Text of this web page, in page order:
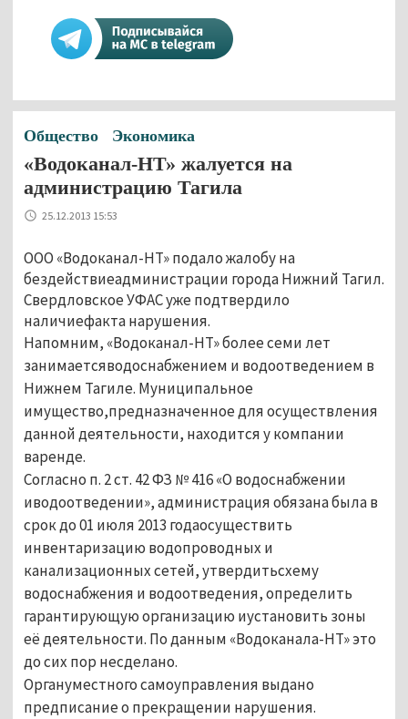
Общество Экономика
«Водоканал-НТ» жалуется на
администрацию Тагила
25.12.2013 15:53
ООО «Водоканал-НТ» подало жалобу на
бездействиеадминистрации города Нижний Тагил.
Свердловское УФАС уже подтвердило
наличиефакта нарушения.
Напомним, «Водоканал-НТ» более семи лет
занимаетсяводоснабжением и водоотведением в
Нижнем Тагиле. Муниципальное
имущество,предназначенное для осуществления
данной деятельности, находится у компании
варенде.
Согласно п. 2 ст. 42 ФЗ № 416 «О водоснабжении
иводоотведении», администрация обязана была в
срок до 01 июля 2013 годаосуществить
инвентаризацию водопроводных и
канализационных сетей, утвердитьсхему
водоснабжения и водоотведения, определить
гарантирующую организацию иустановить зоны
её деятельности. По данным «Водоканала-НТ» это
до сих пор несделано.
Органуместного самоуправления выдано
предписание о прекращении нарушения.